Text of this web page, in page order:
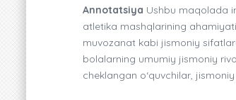
Annotatsiya Ushbu maqolada
atletika mashqlarining
muvozanat kabi jismoniy
bolalarning umumiy jismoniy
cheklangan o‘quvchilar,